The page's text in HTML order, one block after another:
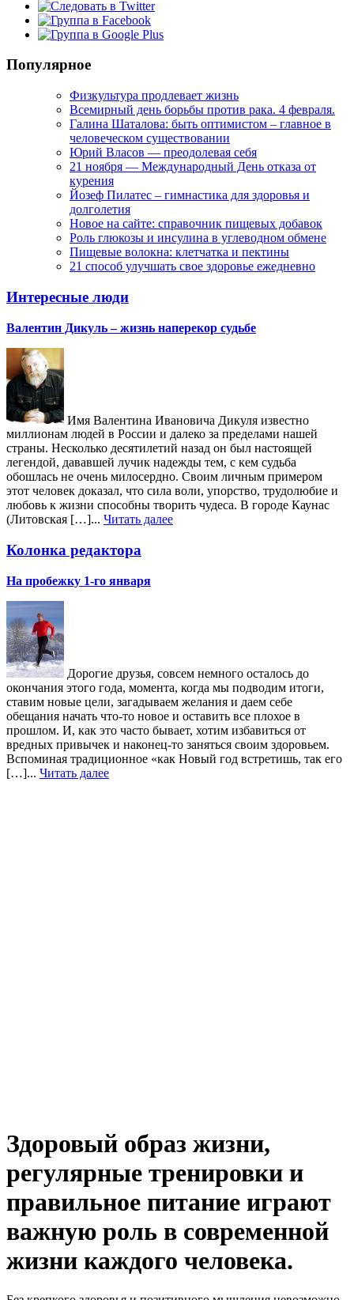
Популярное
Физкультура продлевает жизнь
Всемирный день борьбы против рака. 4 февраля.
Галина Шаталова: быть оптимистом – главное в
человеческом существовании
Юрий Власов — преодолевая себя
21 ноября — Международный День отказа от
курения
Йозеф Пилатес – гимнастика для здоровья и
долголетия
Новое на сайте: справочник пищевых добавок
Роль глюкозы и инсулина в углеводном обмене
Пищевые волокна: клетчатка и пектины
21 способ улучшать свое здоровье ежедневно
Интересные люди
Валентин Дикуль – жизнь наперекор судьбе
Имя Валентина Ивановича Дикуля известно
миллионам людей в России и далеко за пределами нашей
страны. Несколько десятилетий назад он был настоящей
легендой, дававшей лучик надежды тем, с кем судьба
обошлась не очень милосердно. Своим личным примером
этот человек доказал, что сила воли, упорство, трудолюбие и
любовь к жизни способны творить чудеса. В городе Каунас
(Литовская […]... Читать далее
Колонка редактора
На пробежку 1-го января
Дорогие друзья, совсем немного осталось до
окончания этого года, момента, когда мы подводим итоги,
ставим новые цели, загадываем желания и даем себе
обещания начать что-то новое и оставить все плохое в
прошлом. И, как это часто бывает, хотим избавиться от
вредных привычек и наконец-то заняться своим здоровьем.
Вспоминая традиционное «как Новый год встретишь, так его
[…]... Читать далее
Здоровый образ жизни,
регулярные тренировки и
правильное питание играют
важную роль в современной
жизни каждого человека.